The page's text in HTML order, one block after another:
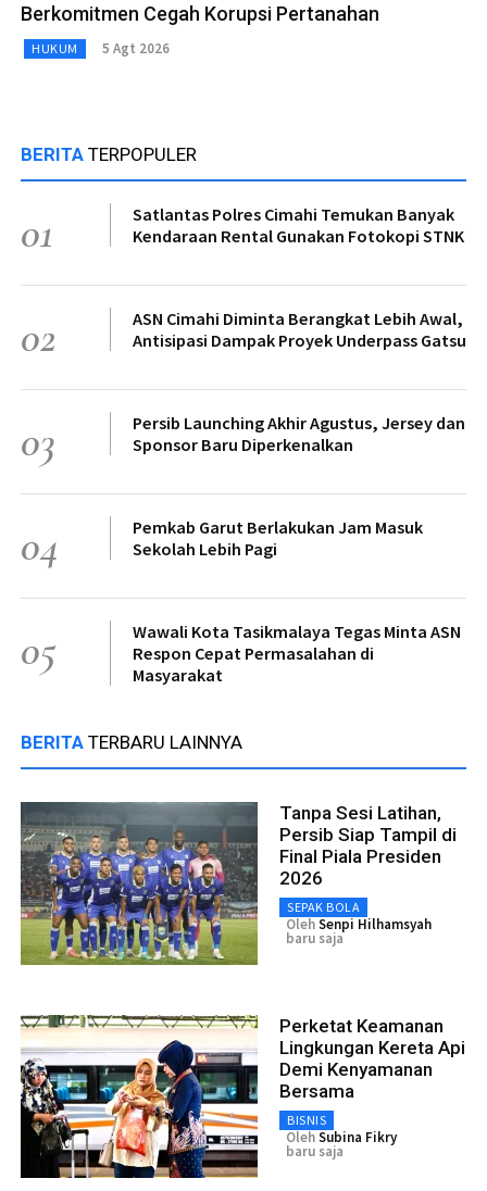
Berkomitmen Cegah Korupsi Pertanahan
HUKUM 5 Agt 2026
BERITA TERPOPULER
01
Satlantas Polres Cimahi Temukan Banyak
Kendaraan Rental Gunakan Fotokopi STNK
02
ASN Cimahi Diminta Berangkat Lebih Awal,
Antisipasi Dampak Proyek Underpass Gatsu
03
Persib Launching Akhir Agustus, Jersey dan
Sponsor Baru Diperkenalkan
04
Pemkab Garut Berlakukan Jam Masuk
Sekolah Lebih Pagi
05
Wawali Kota Tasikmalaya Tegas Minta ASN
Respon Cepat Permasalahan di
Masyarakat
BERITA TERBARU LAINNYA
Tanpa Sesi Latihan,
Persib Siap Tampil di
Final Piala Presiden
2026
SEPAK BOLA
OlehSenpi Hilhamsyah
baru saja
Perketat Keamanan
Lingkungan Kereta Api
Demi Kenyamanan
Bersama
BISNIS
OlehSubina Fikry
baru saja